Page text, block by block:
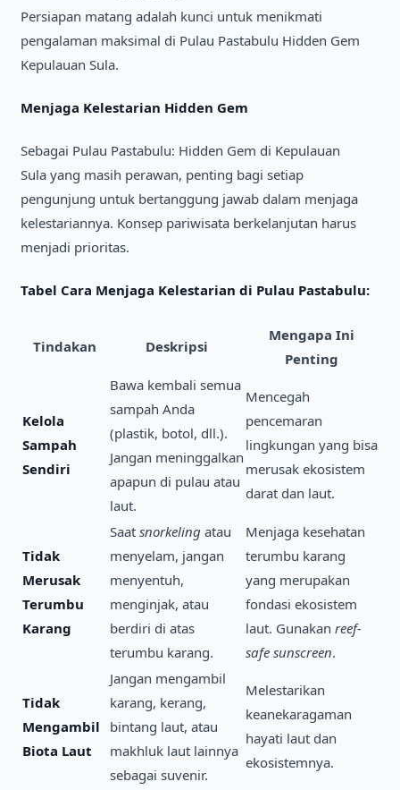
Persiapan matang adalah kunci untuk menikmati
pengalaman maksimal di Pulau Pastabulu Hidden Gem
Kepulauan Sula.
Menjaga Kelestarian Hidden Gem
Sebagai Pulau Pastabulu: Hidden Gem di Kepulauan
Sula yang masih perawan, penting bagi setiap
pengunjung untuk bertanggung jawab dalam menjaga
kelestariannya. Konsep pariwisata berkelanjutan harus
menjadi prioritas.
Tabel Cara Menjaga Kelestarian di Pulau Pastabulu:
Tindakan Deskripsi
Mengapa Ini
Penting
Kelola
Sampah
Sendiri
Bawa kembali semua
sampah Anda
(plastik, botol, dll.).
Jangan meninggalkan
apapun di pulau atau
laut.
Mencegah
pencemaran
lingkungan yang bisa
merusak ekosistem
darat dan laut.
Tidak
Merusak
Terumbu
Karang
Saat snorkelingatau
menyelam, jangan
menyentuh,
menginjak, atau
berdiri di atas
terumbu karang.
Menjaga kesehatan
terumbu karang
yang merupakan
fondasi ekosistem
laut. Gunakan reef-
safe sunscreen.
Tidak
Mengambil
Biota Laut
Jangan mengambil
karang, kerang,
bintang laut, atau
makhluk laut lainnya
sebagai suvenir.
Melestarikan
keanekaragaman
hayati laut dan
ekosistemnya.